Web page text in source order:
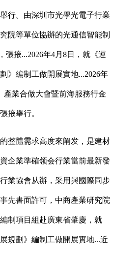
行。由深圳市光學光電子行業
院等單位協辦的光通信智能制
張掖...2026年4月8日，就《運
》編制工做開展實地...2026年
業合做大會暨前海服務行金
掖舉行。
體需求高度來阐发，是建材
企業準確领会行業當前最新發
業協會从辦，采用與國際同步
先書面許可，中商產業研究院
制項目組赴廣東省肇慶，就
規劃》編制工做開展實地...近